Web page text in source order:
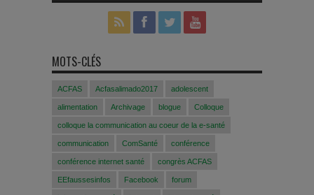
MOTS-CLÉS
ACFAS Acfasalimado2017 adolescent
alimentation Archivage blogue Colloque
colloque la communication au coeur de la e-santé
communication ComSanté conférence
conférence internet santé congrès ACFAS
EEfaussesinfos Facebook forum